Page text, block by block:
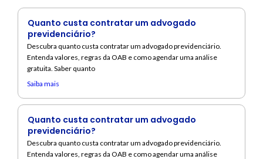
Quanto custa contratar um advogado
previdenciário?
Descubra quanto custa contratar um advogado previdenciário.
Entenda valores, regras da OAB e como agendar uma análise
gratuita. Saber quanto
Saiba mais
Quanto custa contratar um advogado
previdenciário?
Descubra quanto custa contratar um advogado previdenciário.
Entenda valores, regras da OAB e como agendar uma análise